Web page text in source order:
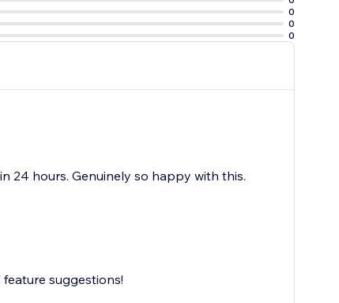
0
0
0
24 hours. Genuinely so happy with this.
suggestions!